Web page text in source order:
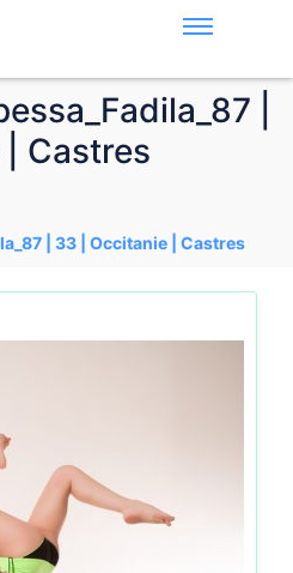
|
Castres
| 33 | Occitanie | Castres